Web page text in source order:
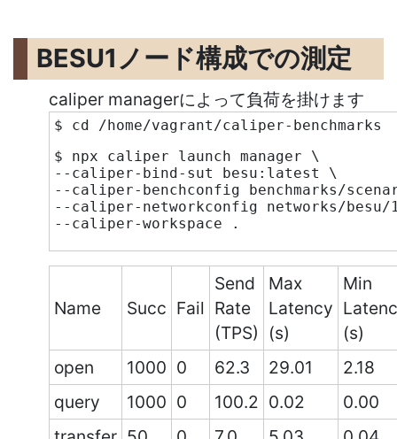
BESU1ノード構成での測定
caliper managerによって負荷を掛けます
$ cd /home/vagrant/caliper-benchmarks
$ npx caliper launch manager \
--caliper-bind-sut besu:latest \
--caliper-benchconfig benchmarks/
--caliper-networkconfig networks/
--caliper-workspace .
Name Succ Fail
Send
Rate
(TPS)
Max
Latency
(s)
Min
(s)
open
1000 0 62.3 29.01
2.18
query
1000 0 100.2 0.02
0.00